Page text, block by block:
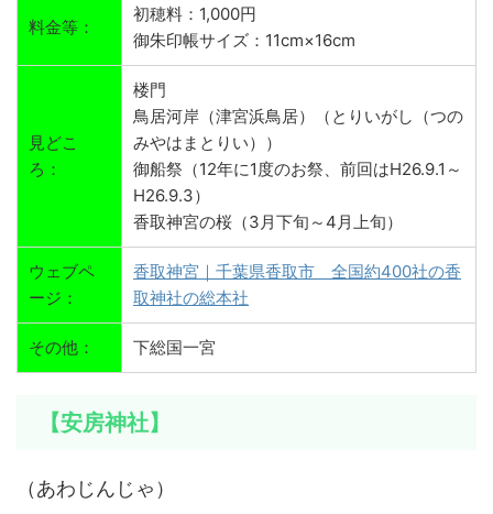
料金等：
初穂料：1,000円
御朱印帳サイズ：11cm×16cm
見どこ
ろ：
楼門
鳥居河岸（津宮浜鳥居）（とりいがし（つの
みやはまとりい））
御船祭（12年に1度のお祭、前回はH26.9.1～
H26.9.3）
香取神宮の桜（3月下旬～4月上旬）
ウェブペ
ージ：
香取神宮｜千葉県香取市 全国約400社の香
取神社の総本社
その他： 下総国一宮
【安房神社】
（あわじんじゃ）